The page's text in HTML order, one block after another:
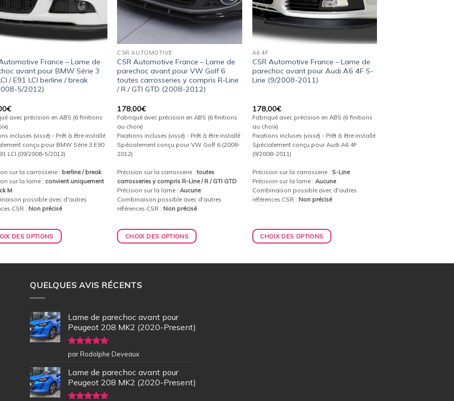
France – Lame de
avant pour BMW Série 3
/ E91 LCI berline / break
5/2012)
€
avec précision en ABS (6 finitions
incluses (vissé) - Prêt à être installé
conçu pour BMW Série 3 E90
LCI (09/2008-5/2012)
sur la carrosserie : berline / break
sur la lame : convient uniquement
M
possible avec d'autres
CSR : Non précisé
DES OPTIONS
CSR AUTOMOTIVE
CSR Automotive France – Lame de
parechoc avant pour VW Golf 6
toutes carrosseries y compris R-Line
/ R / GTI GTD (2008-2012)
178,00€
Fabriqué avec précision en ABS (6 finitions
au choix)
Fixations incluses (vissé) - Prêt à être installé
Spécialement conçu pour VW Golf 6 (2008-
2012)
Précision sur la carrosserie :toutes
carrosseries y compris R-Line / R / GTI GTD
Précision sur la lame :Aucune
Combinaison possible avec d'autres
références CSR : Non précisé
CHOIX DES OPTIONS
A6 4F
CSR Automotive France – Lame de
parechoc avant pour Audi A6 4F S-
Line (9/2008-2011)
178,00€
Fabriqué avec précision en ABS (6 finitions
au choix)
Fixations incluses (vissé) - Prêt à être installé
Spécialement conçu pour Audi A6 4F
(9/2008-2011)
Précision sur la carrosserie : S-Line
Précision sur la lame : Aucune
Combinaison possible avec d'autres
références CSR : Non précisé
CHOIX DES OPTIONS
QUELQUES AVIS RÉCENTS
Lame de parechoc avant pour
Peugeot 208 MK2 (2020-Present)
Note5sur
5
par Rodolphe Deveaux
Lame de parechoc avant pour
Peugeot 208 MK2 (2020-Present)